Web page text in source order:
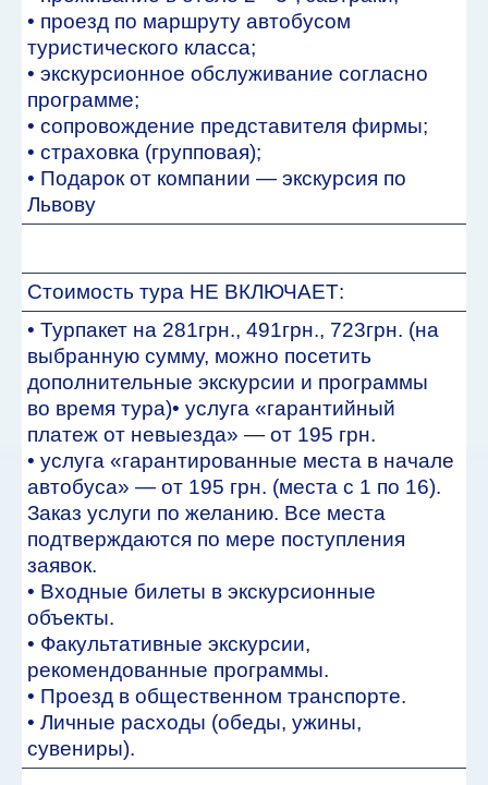
• проезд по маршруту автобусом
туристического класса;
• экскурсионное обслуживание согласно
программе;
• сопровождение представителя фирмы;
• страховка (групповая);
• Подарок от компании — экскурсия по
Львову
Стоимость тура НЕ ВКЛЮЧАЕТ:
• Турпакет на 281грн., 491грн., 723грн. (на
выбранную сумму, можно посетить
дополнительные экскурсии и программы
во время тура)• услуга «гарантийный
платеж от невыезда» — от 195 грн.
• услуга «гарантированные места в начале
автобуса» — от 195 грн. (места с 1 по 16).
Заказ услуги по желанию. Все места
подтверждаются по мере поступления
заявок.
• Входные билеты в экскурсионные
объекты.
• Факультативные экскурсии,
рекомендованные программы.
• Проезд в общественном транспорте.
• Личные расходы (обеды, ужины,
сувениры).